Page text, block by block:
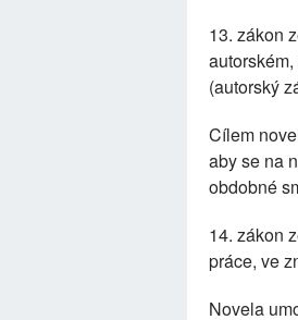
13. zákon
(autorský
Cílem
aby se na
obdobné
14. zákon
práce, ve
Novela